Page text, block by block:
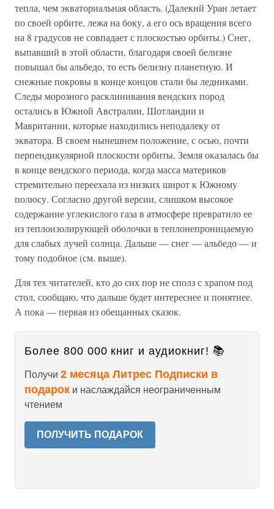
тепла, чем экваториальная область. (Далекий Уран летает
по своей орбите, лежа на боку, а его ось вращения всего
на 8 градусов не совпадает с плоскостью орбиты.) Снег,
выпавший в этой области, благодаря своей белизне
повышал бы альбедо, то есть белизну планетную. И
снежные покровы в конце концов стали бы ледниками.
Следы морозного расклинивания вендских пород
остались в Южной Австралии, Шотландии и
Мавритании, которые находились неподалеку от
экватора. В своем нынешнем положение, с осью, почти
перпендикулярной плоскости орбиты, Земля оказалась бы
в конце вендского периода, когда масса материков
стремительно переехала из низких широт к Южному
полюсу. Согласно другой версии, слишком высокое
содержание углекислого газа в атмосфере превратило ее
из теплоизолирующей оболочки в теплонепроницаемую
для слабых лучей солнца. Дальше — снег — альбедо — и
тому подобное (см. выше).
Для тех читателей, кто до сих пор не сполз с храпом под
стол, сообщаю, что дальше будет интереснее и понятнее.
А пока — первая из обещанных сказок.
Более 800 000 книг и аудиокниг! 📚
Получи 2 месяца Литрес Подписки в
подарок и наслаждайся неограниченным
чтением
ПОЛУЧИТЬ ПОДАРОК